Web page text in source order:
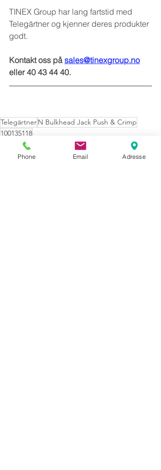
TINEX Group har lang fartstid med
Telegärtner og kjenner deres produkter
godt.
Kontakt oss på sales@tinexgroup.no
eller 40 43 44 40.
TelegärtnerN Bulkhead Jack Push & Crimp
100135118
Phone Email Adresse